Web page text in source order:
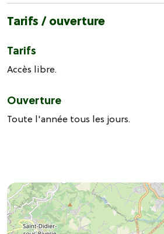
Tarifs / ouverture
Tarifs
Accès libre.
Ouverture
Toute l'année tous les jours.